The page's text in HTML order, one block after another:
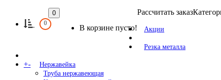
0
0
В корзине пусто!
Рассчитать заказ
Акции
Резка металла
+-
Нержавейка
Труба нержавеющая